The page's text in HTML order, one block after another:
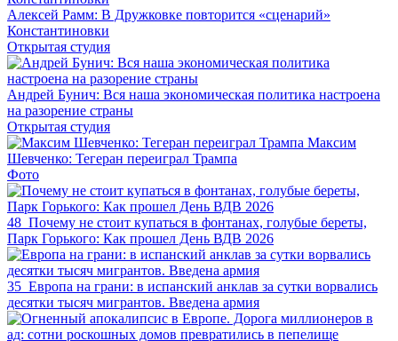
Алексей Рамм: В Дружковке повторится «сценарий»
Константиновки
Открытая студия
Андрей Бунич: Вся наша экономическая политика настроена
на разорение страны
Открытая студия
Максим
Шевченко: Тегеран переиграл Трампа
Фото
48 Почему не стоит купаться в фонтанах, голубые береты,
Парк Горького: Как прошел День ВДВ 2026
35 Европа на грани: в испанский анклав за сутки ворвались
десятки тысяч мигрантов. Введена армия